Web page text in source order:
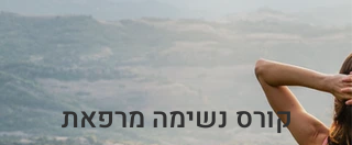
קורס נשימה מרפאת